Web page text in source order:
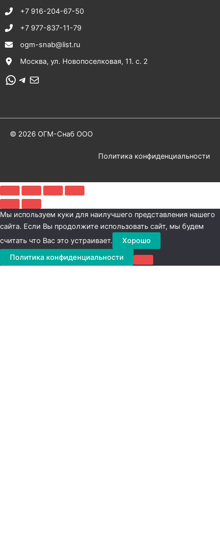
+7 916-204-67-50
+7 977-837-11-79
ogm-snab@list.ru
Москва, ул. Новопоселковая, 11. с. 2
WhatsApp
Telegram
Почта
© 2026 ОГМ-Снаб ООО
Политика конфиденциальности
Мы используем куки для наилучшего представления нашего
сайта. Если Вы продолжите использовать сайт, мы будем
считать что Вас это устраивает.
Хорошо
Политика конфиденциальности